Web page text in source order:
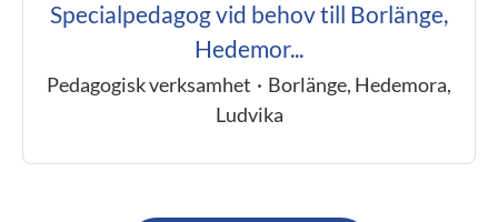
Specialpedagog vid behov till Borlänge,
Hedemor...
Pedagogisk verksamhet · Borlänge, Hedemora,
Ludvika